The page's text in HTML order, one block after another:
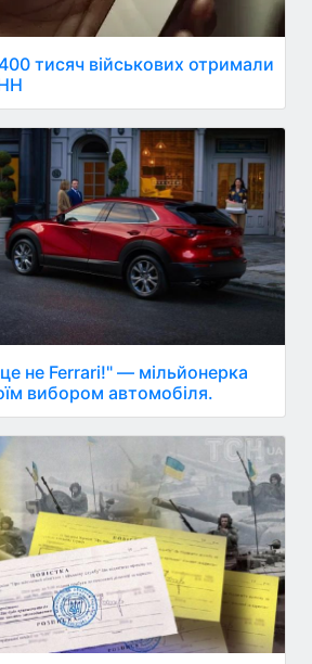
тисяч військових отримали
не Ferrari!" — мільйонерка
вибором автомобіля.